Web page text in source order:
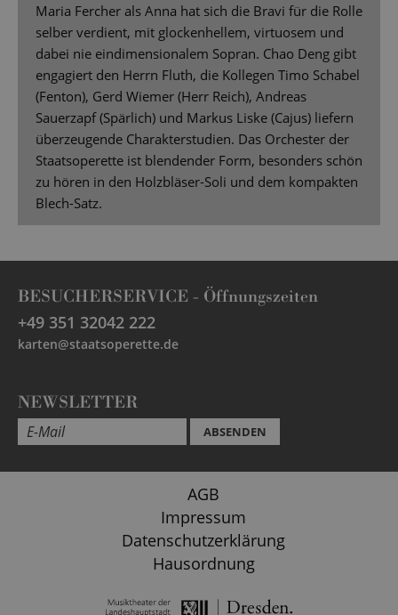
Maria Fercher als Anna hat sich die Bravi für die Rolle
selber verdient, mit glockenhellem, virtuosem und
dabei nie eindimensionalem Sopran. Chao Deng gibt
engagiert den Herrn Fluth, die Kollegen Timo Schabel
(Fenton), Gerd Wiemer (Herr Reich), Andreas
Sauerzapf (Spärlich) und Markus Liske (Cajus) liefern
überzeugende Charakterstudien. Das Orchester der
Staatsoperette ist blendender Form, besonders schön
zu hören in den Holzbläser-Soli und dem kompakten
Blech-Satz.
BESUCHERSERVICE - Öffnungszeiten
+49 351 32042 222
karten@staatsoperette.de
NEWSLETTER
ABSENDEN
AGB
Impressum
Datenschutzerklärung
Hausordnung